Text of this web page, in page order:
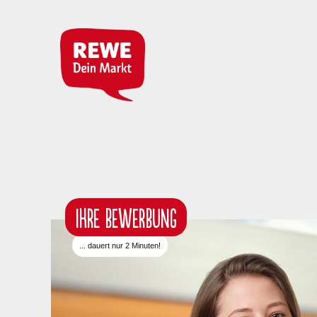
IHRE BEWERBUNG
... dauert nur 2 Minuten!